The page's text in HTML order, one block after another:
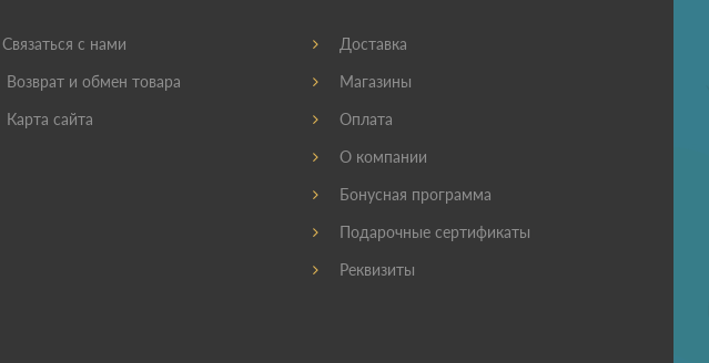
Связаться с нами
Возврат и обмен товара
Карта сайта
Доставка
Магазины
Оплата
О компании
Бонусная программа
Подарочные сертификаты
Реквизиты